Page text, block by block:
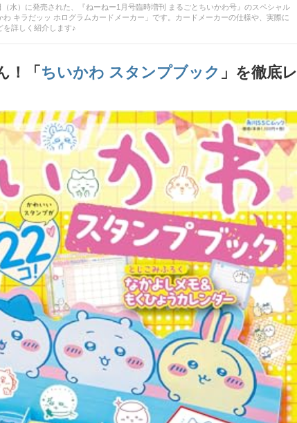
（水）に発売された、『ねーねー1月号臨時増刊 まるごとちいかわ号』のスペシャル
わ キラだッッ ホログラムカードメーカー」です。カードメーカーの仕様や、実際に
を詳しく紹介します♪
！「 ちいかわ スタンプブック 」を徹底レ